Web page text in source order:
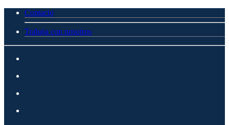
Contacto
Trabaja con nosotros